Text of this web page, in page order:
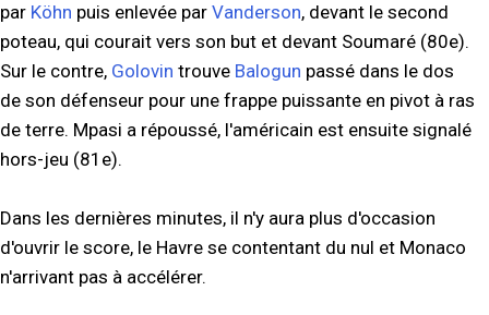
par Köhn puis enlevée par Vanderson, devant le second
poteau, qui courait vers son but et devant Soumaré (80e).
Sur le contre, Golovin trouve Balogun passé dans le dos
de son défenseur pour une frappe puissante en pivot à ras
de terre. Mpasi a répoussé, l'américain est ensuite signalé
hors-jeu (81e).
Dans les dernières minutes, il n'y aura plus d'occasion
d'ouvrir le score, le Havre se contentant du nul et Monaco
n'arrivant pas à accélérer.